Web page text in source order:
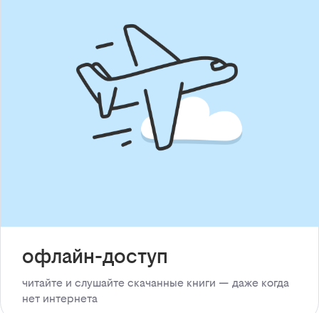
офлайн-доступ
читайте и слушайте скачанные книги — даже когда
нет интернета